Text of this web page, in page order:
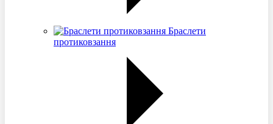
Браслети
протиковзання